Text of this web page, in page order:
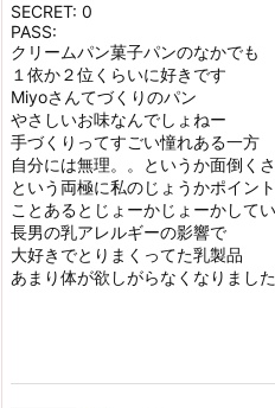
SECRET: 0
PASS:
クリームパン菓子パンのなかでも
１依か２位くらいに好きです
Miyoさんてづくりのパン
やさしいお味なんでしょねー
手づくりってすごい憧れある一方
自分には無理。。というか面倒く
という両極に私のじょうかポイン
ことあるとじょーかじょーかして
長男の乳アレルギーの影響で
大好きでとりまくってた乳製品
あまり体が欲しがらなくなりまし